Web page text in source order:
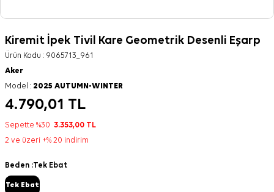
Kiremit İpek Tivil Kare Geometrik Desenli Eşarp
Ürün Kodu : 9065713_961
Aker
Model : 2025 AUTUMN-WINTER
4.790,01 TL
Sepette %30 3.353,00 TL
2 ve üzeri +% 20 indirim
Beden :Tek Ebat
Tek Ebat